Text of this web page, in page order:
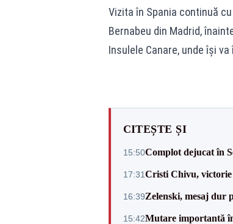
Vizita în Spania continuă
Bernabeu din Madrid,
Insulele Canare, unde își
CITEȘTE ȘI
15:50Complot dejucat în
17:31Cristi Chivu, victorie
16:39Zelenski, mesaj dur
15:42Mutare importantă